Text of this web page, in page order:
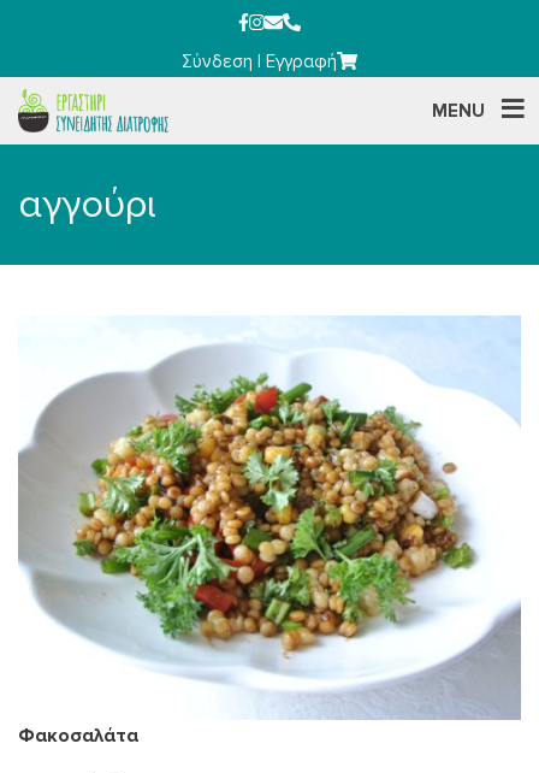
Σύνδεση |Εγγραφή
MENU
αγγούρι
Φακοσαλάτα